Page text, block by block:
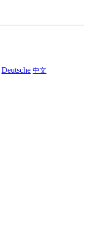
Deutsche 中文